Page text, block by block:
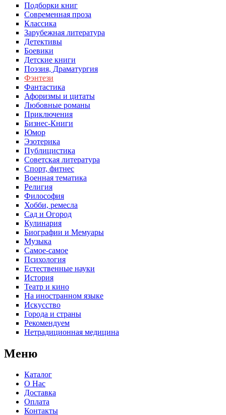
Подборки книг
Современная проза
Классика
Зарубежная литература
Детективы
Боевики
Детские книги
Поэзия, Драматургия
Фэнтези
Фантастика
Афоризмы и цитаты
Любовные романы
Приключения
Бизнес-Книги
Юмор
Эзотерика
Публицистика
Советская литература
Спорт, фитнес
Военная тематика
Религия
Философия
Хобби, ремесла
Сад и Огород
Кулинария
Биографии и Мемуары
Музыка
Самое-самое
Психология
Естественные науки
История
Театр и кино
На иностранном языке
Искусство
Города и страны
Рекомендуем
Нетрадиционная медицина
Меню
Каталог
О Нас
Доставка
Оплата
Контакты